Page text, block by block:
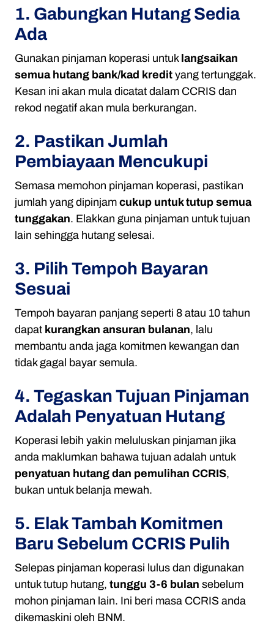
1. Gabungkan Hutang Sedia
Ada
Gunakan pinjaman koperasi untuk langsaikan
semua hutang bank/kad kredit yang tertunggak.
Kesan ini akan mula dicatat dalam CCRIS dan
rekod negatif akan mula berkurangan.
2. Pastikan Jumlah
Pembiayaan Mencukupi
Semasa memohon pinjaman koperasi, pastikan
jumlah yang dipinjam cukup untuk tutup semua
tunggakan. Elakkan guna pinjaman untuk tujuan
lain sehingga hutang selesai.
3. Pilih Tempoh Bayaran
Sesuai
Tempoh bayaran panjang seperti 8 atau 10 tahun
dapat kurangkan ansuran bulanan, lalu
membantu anda jaga komitmen kewangan dan
tidak gagal bayar semula.
4. Tegaskan Tujuan Pinjaman
Adalah Penyatuan Hutang
Koperasi lebih yakin meluluskan pinjaman jika
anda maklumkan bahawa tujuan adalah untuk
penyatuan hutang dan pemulihan CCRIS,
bukan untuk belanja mewah.
5. Elak Tambah Komitmen
Baru Sebelum CCRIS Pulih
Selepas pinjaman koperasi lulus dan digunakan
untuk tutup hutang, tunggu 3-6 bulan sebelum
mohon pinjaman lain. Ini beri masa CCRIS anda
dikemaskini oleh BNM.